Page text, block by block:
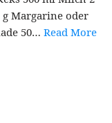
Margarine oder
50… Read More